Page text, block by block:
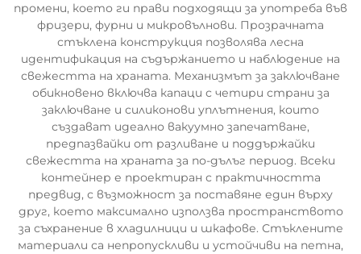
промени, което ги прави подходящи за употреба във
фризери, фурни и микровълнови. Прозрачната
стъклена конструкция позволява лесна
идентификация на съдържанието и наблюдение на
свежестта на храната. Механизмът за заключване
обикновено включва капаци с четири страни за
заключване и силиконови уплътнения, които
създават идеално вакуумно запечатване,
предпазвайки от разливане и поддържайки
свежестта на храната за по-дълъг период. Всеки
контейнер е проектиран с практичността
предвид, с възможност за поставяне един върху
друг, което максимално използва пространството
за съхранение в хладилници и шкафове. Стъклените
материали са непропускливи и устойчиви на петна,